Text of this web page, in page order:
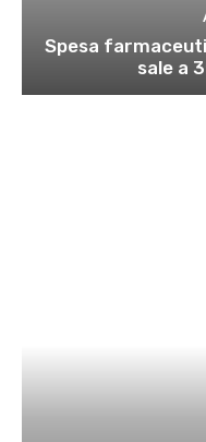
Spesa
sale a